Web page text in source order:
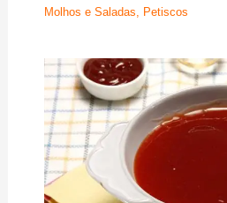
Molhos e Saladas, Petiscos